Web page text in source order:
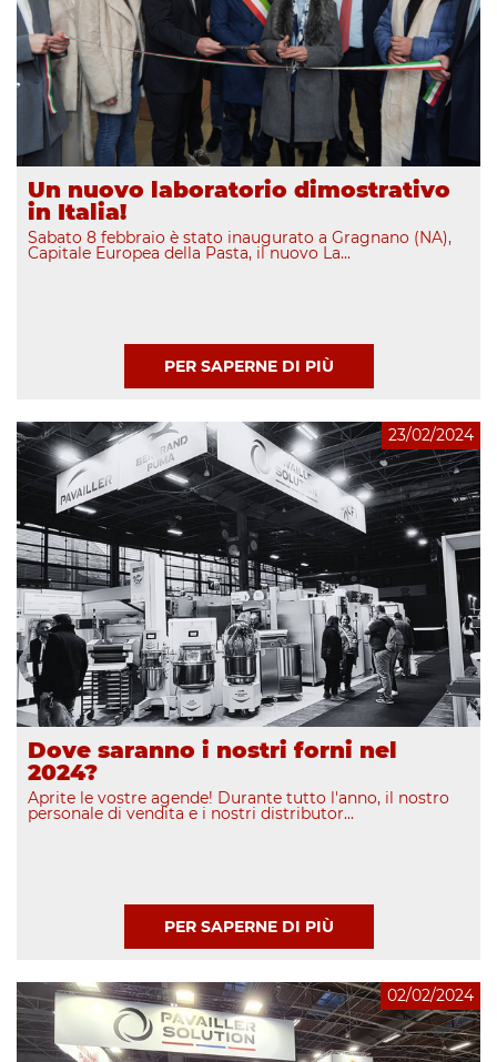
Un nuovo laboratorio dimostrativo
in Italia!
Sabato 8 febbraio è stato inaugurato a Gragnano (NA),
Capitale Europea della Pasta, il nuovo La...
PER SAPERNE DI PIÙ
23/02/2024
Dove saranno i nostri forni nel
2024?
Aprite le vostre agende! Durante tutto l'anno, il nostro
personale di vendita e i nostri distributor...
PER SAPERNE DI PIÙ
02/02/2024